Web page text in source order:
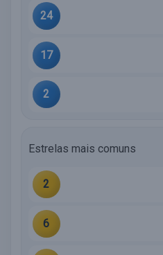
24
17
2
Estrelas mais comuns
2
6